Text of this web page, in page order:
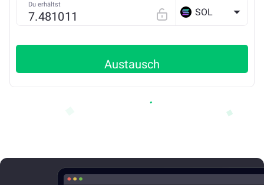
Du erhältst
SOL
Austausch